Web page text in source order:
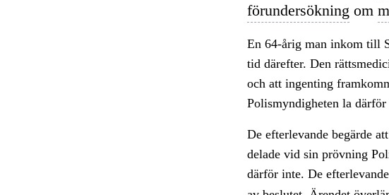
förundersökning om
En 64-årig man inkom till
tid därefter. Den
och att ingenting
Polismyndigheten la
De efterlevande begärde
delade vid sin prövning
därför inte. De